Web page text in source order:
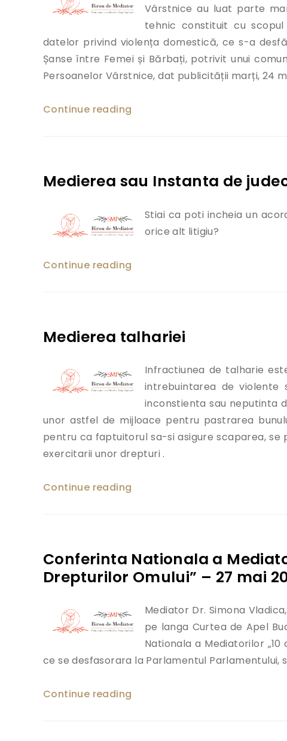
Vârstnice au luat parte
tehnic constituit cu
datelor privind violența domestică, ce s-a
Șanse între Femei și Bărbați, potrivit unui
Persoanelor Vârstnice, dat publicității marți, 24
Continue reading „Intalnirea grupului de lucru
Medierea sau Instanta de
Stiai ca poti incheia un
orice alt litigiu?
Continue reading
Medierea talhariei
Infractiunea de talharie
intrebuintarea de violente
inconstienta sau neputinta
unor astfel de mijloace pentru pastrarea
pentru ca faptuitorul sa-si asigure scaparea, se
exercitarii unor drepturi .
Continue reading
Conferinta Nationala a
Drepturilor Omului” – 27 mai
Mediator Dr. Simona
pe langa Curtea de Apel
Nationala a Mediatorilor
ce se desfasorara la Parlamentul Parlamentului,
Continue reading